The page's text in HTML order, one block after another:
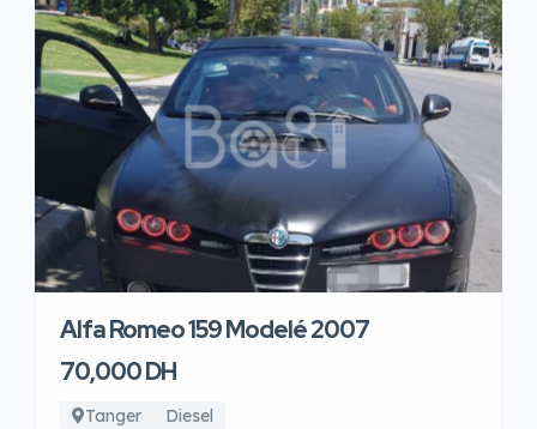
Alfa Romeo 159 Modelé 2007
70,000 DH
Tanger Diesel